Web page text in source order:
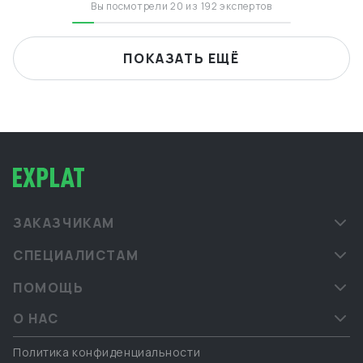
Вы посмотрели 20 из 192 экспертов
ПОКАЗАТЬ ЕЩЁ
ЗАКАЗЧИКАМ
СПЕЦИАЛИСТАМ
ПОМОЩЬ
О НАС
Политика конфиденциальности